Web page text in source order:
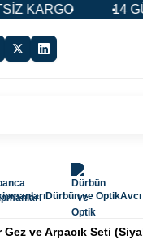
14 GÜN İADE &
Dürbün ve Optik
ve Arpacık Seti